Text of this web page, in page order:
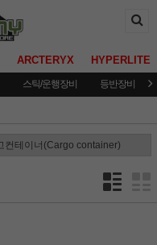
ARCTERYX HYPERLITE
스틱/운행장비 등반장비